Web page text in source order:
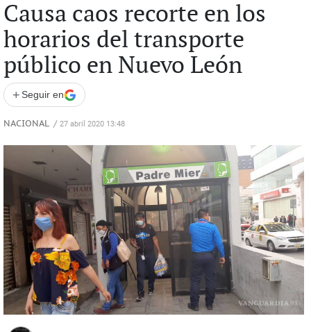
Causa caos recorte en los
horarios del transporte
público en Nuevo León
+ Seguir en
NACIONAL / 27 abril 2020 13:48